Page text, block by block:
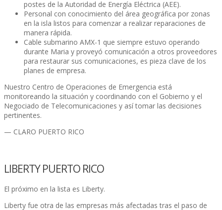
postes de la Autoridad de Energí­a Eléctrica (AEE).
Personal con conocimiento del área geográfica por zonas
en la isla listos para comenzar a realizar reparaciones de
manera rápida.
Cable submarino AMX-1 que siempre estuvo operando
durante Maria y proveyó comunicación a otros proveedores
para restaurar sus comunicaciones, es pieza clave de los
planes de empresa.
Nuestro Centro de Operaciones de Emergencia está
monitoreando la situación y coordinando con el Gobierno y el
Negociado de Telecomunicaciones y así­ tomar las decisiones
pertinentes.
— CLARO PUERTO RICO
LIBERTY PUERTO RICO
El próximo en la lista es Liberty.
Liberty fue otra de las empresas más afectadas tras el paso de